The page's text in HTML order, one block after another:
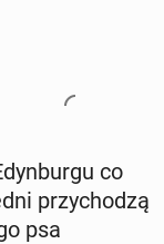
co
przy­cho­dzą
psa